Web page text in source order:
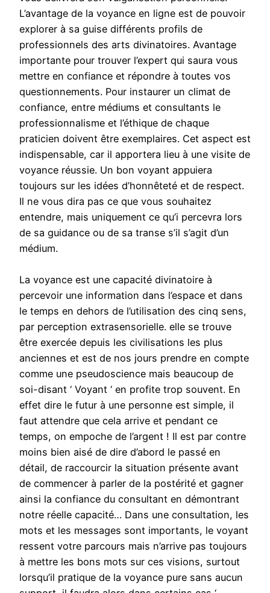
L’avantage de la voyance en ligne est de pouvoir
explorer à sa guise différents profils de
professionnels des arts divinatoires. Avantage
importante pour trouver l’expert qui saura vous
mettre en confiance et répondre à toutes vos
questionnements. Pour instaurer un climat de
confiance, entre médiums et consultants le
professionnalisme et l’éthique de chaque
praticien doivent être exemplaires. Cet aspect est
indispensable, car il apportera lieu à une visite de
voyance réussie. Un bon voyant appuiera
toujours sur les idées d’honnêteté et de respect.
Il ne vous dira pas ce que vous souhaitez
entendre, mais uniquement ce qu’i percevra lors
de sa guidance ou de sa transe s’il s’agit d’un
médium.
La voyance est une capacité divinatoire à
percevoir une information dans l’espace et dans
le temps en dehors de l’utilisation des cinq sens,
par perception extrasensorielle. elle se trouve
être exercée depuis les civilisations les plus
anciennes et est de nos jours prendre en compte
comme une pseudoscience mais beaucoup de
soi-disant ‘ Voyant ‘ en profite trop souvent. En
effet dire le futur à une personne est simple, il
faut attendre que cela arrive et pendant ce
temps, on empoche de l’argent ! Il est par contre
moins bien aisé de dire d’abord le passé en
détail, de raccourcir la situation présente avant
de commencer à parler de la postérité et gagner
ainsi la confiance du consultant en démontrant
notre réelle capacité… Dans une consultation, les
mots et les messages sont importants, le voyant
ressent votre parcours mais n’arrive pas toujours
à mettre les bons mots sur ces visions, surtout
lorsqu’il pratique de la voyance pure sans aucun